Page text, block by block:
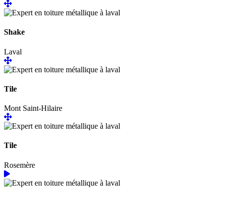
Shake
Laval
Tile
Mont Saint-Hilaire
Tile
Rosemère